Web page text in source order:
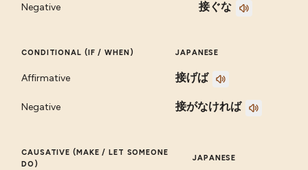
Negative 接ぐな
CONDITIONAL (IF / WHEN) JAPANESE
Affirmative 接げば
Negative 接がなければ
CAUSATIVE (MAKE / LET SOMEONE
DO)
JAPANESE